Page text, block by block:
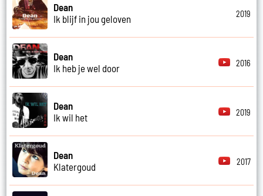
Dean
Ik blijf in jou geloven
2019
Dean
Ik heb je wel door
2016
Dean
Ik wil het
2019
Dean
Klatergoud
2017